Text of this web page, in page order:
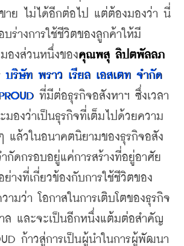
ขาย ไม่ได้อีกต่อไป แต่ต้องมองว่า นี่
ร่างการใช้ชีวิตของลูกค้าให้มี
งส่วนหนึ่งของคุณพสุ ลิปตพัลลภ
บริษัท พราว เรียล เอสเตท จำกัด
ที่มีต่อธุรกิจอสังหาฯ ซึ่งเวลา
องว่าเป็นธุรกิจที่เต็มไปด้วยความ
แล้วในอนาคตนิยามของธุรกิจอสัง
กัดกรอบอยู่แค่การสร้างที่อยู่อาศัย
างที่เกี่ยวข้องกับการใช้ชีวิตของ
มว่า โอกาสในการเติบโตของธุรกิจ
ล และจะเป็นอีกหนึ่งแต้มต่อสำคัญ
ก้าวสู่การเป็นผู้นำในการผู้พัฒนา